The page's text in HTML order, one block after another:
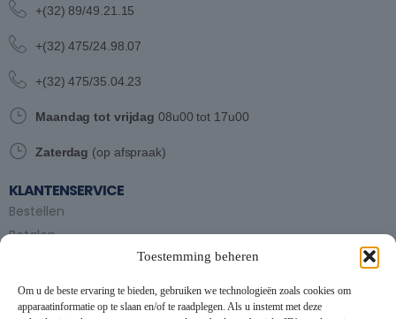
Toestemming beheren
Om u de beste ervaring te bieden, gebruiken we technologieën zoals cookies om
apparaatinformatie op te slaan en/of te raadplegen. Als u instemt met deze
+(32) 89/49.21.15
+(32) 475/24.98.07
+(32) 475/35.04.23
Maandag tot vrijdag 08u00 tot 17u00
Zaterdag (op afspraak)
KLANTENSERVICE
Bestellen
Betalen
Partytent huren
Handleiding partytenten